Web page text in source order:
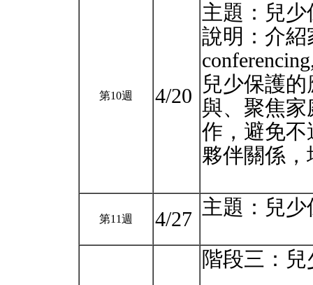
第10週 4/20
主題：兒
說明：介紹
兒少保護
與、聚焦
作，避免
夥伴關係
第11週 4/27 主題：兒
階段三：